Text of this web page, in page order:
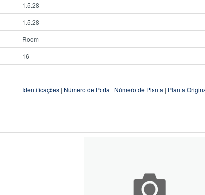
1.5.28
1.5.28
Room
16
Identificações | Número de Porta | Número de Planta | Planta